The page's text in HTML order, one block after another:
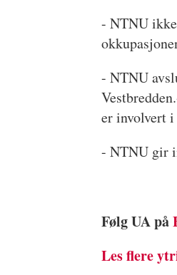
- NTNU
- NTNU
er involvert
- NTNU gir
Følg UA på
Les flere